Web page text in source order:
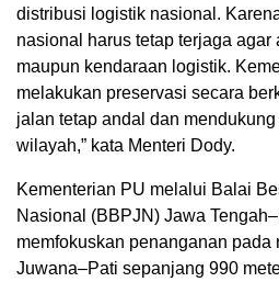
distribusi logistik nasional.
nasional harus tetap terjaga
maupun kendaraan logistik.
melakukan preservasi secara
jalan tetap andal dan
wilayah,” kata Menteri Dody.
Kementerian PU melalui Balai
Nasional (BBPJN) Jawa
memfokuskan penanganan pada
Juwana–Pati sepanjang 990